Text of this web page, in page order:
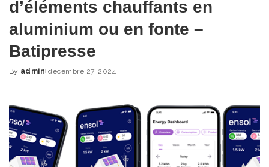
d’éléments chauffants en
aluminium ou en fonte –
Batipresse
Posted
By admin décembre 27, 2024